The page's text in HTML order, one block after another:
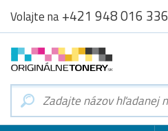
Volajte na+421 948 016 336